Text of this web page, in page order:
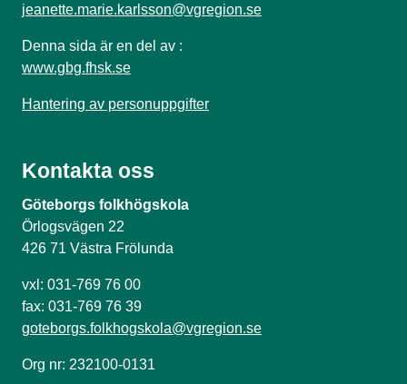
jeanette.marie.karlsson@vgregion.se
Denna sida är en del av :
www.gbg.fhsk.se
Hantering av personuppgifter
Kontakta oss
Göteborgs folkhögskola
Örlogsvägen 22
426 71 Västra Frölunda
vxl: 031-769 76 00
fax: 031-769 76 39
goteborgs.folkhogskola@vgregion.se
Org nr: 232100-0131